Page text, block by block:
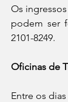
Os ingressos
podem ser
2101-8249.
Oficinas de
Entre os